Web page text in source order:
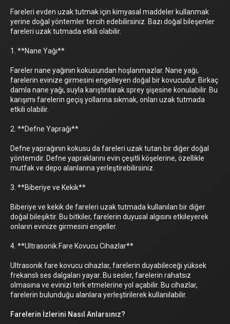
Fareleri evden uzak tutmak için kimyasal maddeler kullanmak
yerine doğal yöntemler tercih edebilirsiniz. Bazı doğal bileşenler
fareleri uzak tutmada etkili olabilir.
1. **Nane Yağı**
Fareler nane yağının kokusundan hoşlanmazlar. Nane yağı,
farelerin evinize girmesini engelleyen doğal bir kovucudur. Birkaç
damla nane yağı, suyla karıştırılarak sprey şişesine konulabilir. Bu
karışımı farelerin geçiş yollarına sıkmak, onları uzak tutmada
etkili olabilir.
2. **Defne Yaprağı**
Defne yaprağının kokusu da fareleri uzak tutan bir diğer doğal
yöntemdir. Defne yapraklarını evin çeşitli köşelerine, özellikle
mutfak ve depo alanlarına yerleştirebilirsiniz.
3. **Biberiye ve Kekik**
Biberiye ve kekik de fareleri uzak tutmada kullanılan bir diğer
doğal bileşiktir. Bu bitkiler, farelerin duyusal algısını etkileyerek
onların evinize girmesini engeller.
4. **Ultrasonik Fare Kovucu Cihazlar**
Ultrasonik fare kovucu cihazlar, farelerin duyabileceği yüksek
frekanslı ses dalgaları yayar. Bu sesler, farelerin rahatsız
olmasına ve evinizi terk etmelerine yol açabilir. Bu cihazlar,
farelerin bulunduğu alanlara yerleştirilerek kullanılabilir.
Farelerin İzlerini Nasıl Anlarsınız?